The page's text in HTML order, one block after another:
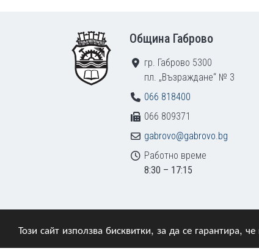
Този сайт използва бисквитки, за да се гарантира,
Община Габрово
гр. Габрово 5300
пл. „Възраждане“ № 3
066 818400
066 809371
gabrovo@gabrovo.bg
Работно време
8:30 – 17:15
© 2009–2026 Община Габрово. Всички права